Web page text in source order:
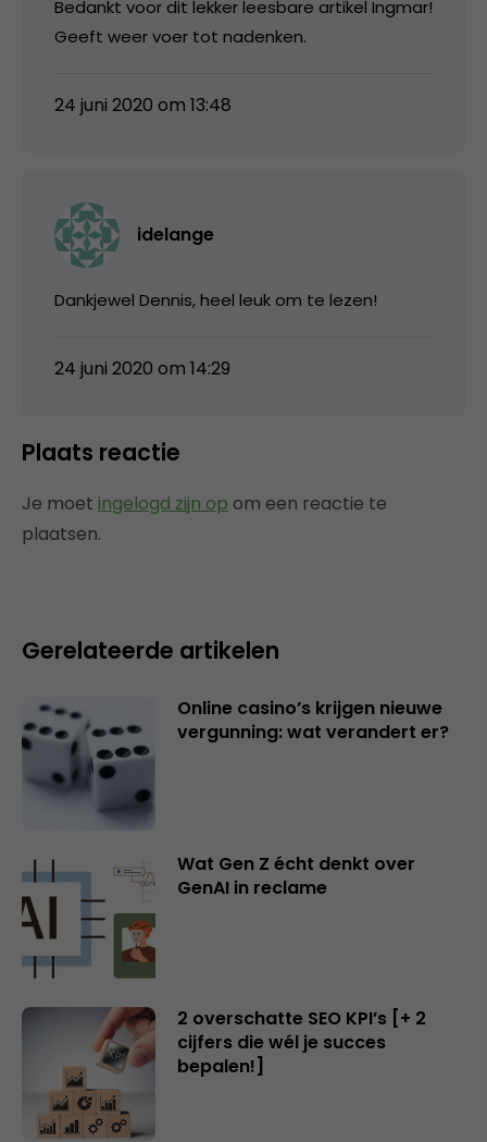
Bedankt voor dit lekker leesbare artikel Ingmar!
Geeft weer voer tot nadenken.
24 juni 2020 om 13:48
idelange
Dankjewel Dennis, heel leuk om te lezen!
24 juni 2020 om 14:29
Plaats reactie
Je moet ingelogd zijn op om een reactie te
plaatsen.
Gerelateerde artikelen
Online casino’s krijgen nieuwe
vergunning: wat verandert er?
Wat Gen Z écht denkt over
GenAI in reclame
2 overschatte SEO KPI’s [+ 2
cijfers die wél je succes
bepalen!]